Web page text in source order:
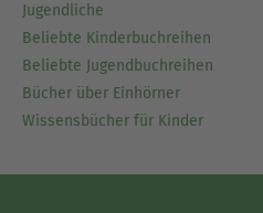
Jugendliche
Beliebte Kinderbuchreihen
Beliebte Jugendbuchreihen
Bücher über Einhörner
Wissensbücher für Kinder